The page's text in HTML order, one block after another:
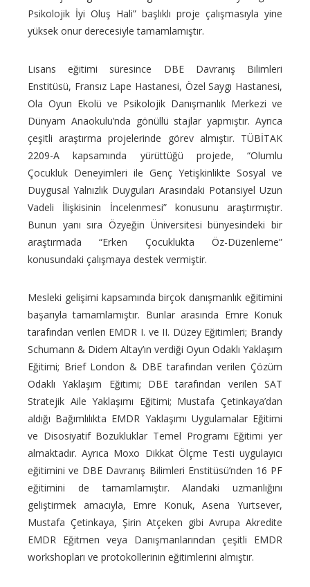
Psikolojik İyi Oluş Hali” başlıklı proje çalışmasıyla yine
yüksek onur derecesiyle tamamlamıştır.
Lisans eğitimi süresince DBE Davranış Bilimleri
Enstitüsü, Fransız Lape Hastanesi, Özel Saygı Hastanesi,
Ola Oyun Ekolü ve Psikolojik Danışmanlık Merkezi ve
Dünyam Anaokulu’nda gönüllü stajlar yapmıştır. Ayrıca
çeşitli araştırma projelerinde görev almıştır. TÜBİTAK
2209-A kapsamında yürüttüğü projede, “Olumlu
Çocukluk Deneyimleri ile Genç Yetişkinlikte Sosyal ve
Duygusal Yalnızlık Duyguları Arasındaki Potansiyel Uzun
Vadeli İlişkisinin İncelenmesi” konusunu araştırmıştır.
Bunun yanı sıra Özyeğin Üniversitesi bünyesindeki bir
araştırmada “Erken Çocuklukta Öz-Düzenleme”
konusundaki çalışmaya destek vermiştir.
Mesleki gelişimi kapsamında birçok danışmanlık eğitimini
başarıyla tamamlamıştır. Bunlar arasında Emre Konuk
tarafından verilen EMDR I. ve II. Düzey Eğitimleri; Brandy
Schumann & Didem Altay’ın verdiği Oyun Odaklı Yaklaşım
Eğitimi; Brief London & DBE tarafından verilen Çözüm
Odaklı Yaklaşım Eğitimi; DBE tarafından verilen SAT
Stratejik Aile Yaklaşımı Eğitimi; Mustafa Çetinkaya’dan
aldığı Bağımlılıkta EMDR Yaklaşımı Uygulamalar Eğitimi
ve Disosiyatif Bozukluklar Temel Programı Eğitimi yer
almaktadır. Ayrıca Moxo Dikkat Ölçme Testi uygulayıcı
eğitimini ve DBE Davranış Bilimleri Enstitüsü’nden 16 PF
eğitimini de tamamlamıştır. Alandaki uzmanlığını
geliştirmek amacıyla, Emre Konuk, Asena Yurtsever,
Mustafa Çetinkaya, Şirin Atçeken gibi Avrupa Akredite
EMDR Eğitmen veya Danışmanlarından çeşitli EMDR
workshopları ve protokollerinin eğitimlerini almıştır.